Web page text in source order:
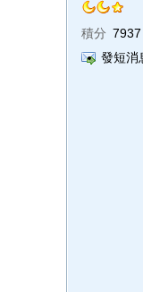
積分 7937
發短消